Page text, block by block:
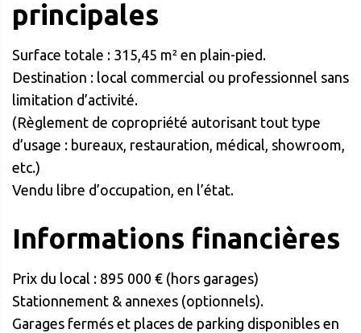
principales
Surface totale : 315,45 m² en plain-pied.
Destination : local commercial ou professionnel sans
limitation d’activité.
(Règlement de copropriété autorisant tout type
d’usage : bureaux, restauration, médical, showroom,
etc.)
Vendu libre d’occupation, en l’état.
Informations financières
Prix du local : 895 000 € (hors garages)
Stationnement & annexes (optionnels).
Garages fermés et places de parking disponibles en